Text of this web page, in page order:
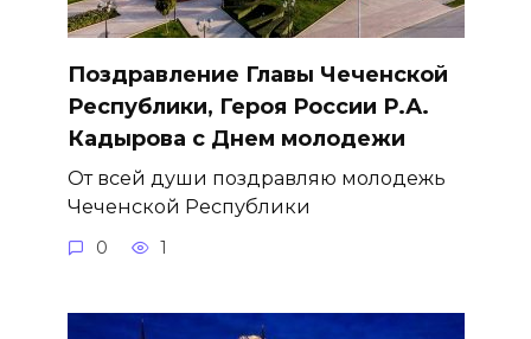
Поздравление Главы Чеченской
Республики, Героя России Р.А.
Кадырова с Днем молодежи
От всей души поздравляю молодежь
Чеченской Республики
0 1